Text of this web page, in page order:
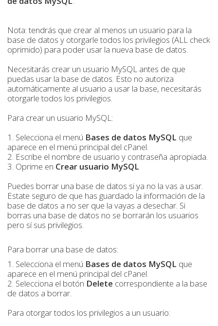
Nota: tendrás que crear al menos un usuario para la
base de datos y otorgarle todos los privilegios (ALL check
oprimido) para poder usar la nueva base de datos.
Necesitarás crear un usuario MySQL antes de que
puedas usar la base de datos. Esto no autoriza
automáticamente al usuario a usar la base, necesitarás
otorgarle todos los privilegios.
Para crear un usuario MySQL:
1. Selecciona el menú Bases de datos MySQL que
aparece en el menú principal del cPanel.
2. Escribe el nombre de usuario y contraseña apropiada.
3. Oprime en Crear usuario MySQL
Puedes borrar una base de datos si ya no la vas a usar.
Estate seguro de que has guardado la información de la
base de datos a no ser que la vayas a desechar. Si
borras una base de datos no se borrarán los usuarios
pero sí sus privilegios.
Para borrar una base de datos:
1. Selecciona el menú Bases de datos MySQL que
aparece en el menú principal del cPanel.
2. Selecciona el botón Delete correspondiente a la base
de datos a borrar.
Para otorgar todos los privilegios a un usuario: